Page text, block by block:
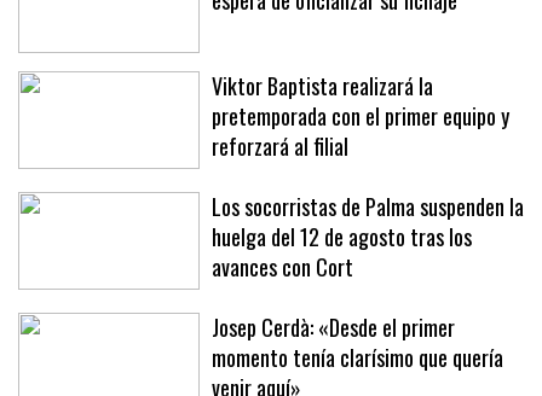
Jan Virgili, 'cazado' en Brujas a la
Viktor Baptista realizará la
pretemporada con el primer equipo y
reforzará al filial
Los socorristas de Palma suspenden la
huelga del 12 de agosto tras los
avances con Cort
Josep Cerdà: «Desde el primer